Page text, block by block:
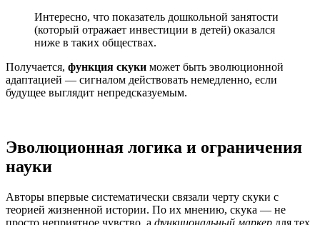
Интересно, что показатель дошкольной занятости
(который отражает инвестиции в детей) оказался
ниже в таких обществах.
Получается, функция скуки может быть эволюционной
адаптацией — сигналом действовать немедленно, если
будущее выглядит непредсказуемым.
Эволюционная логика и ограничения
науки
Авторы впервые систематически связали черту скуки с
теорией жизненной истории. По их мнению, скука — не